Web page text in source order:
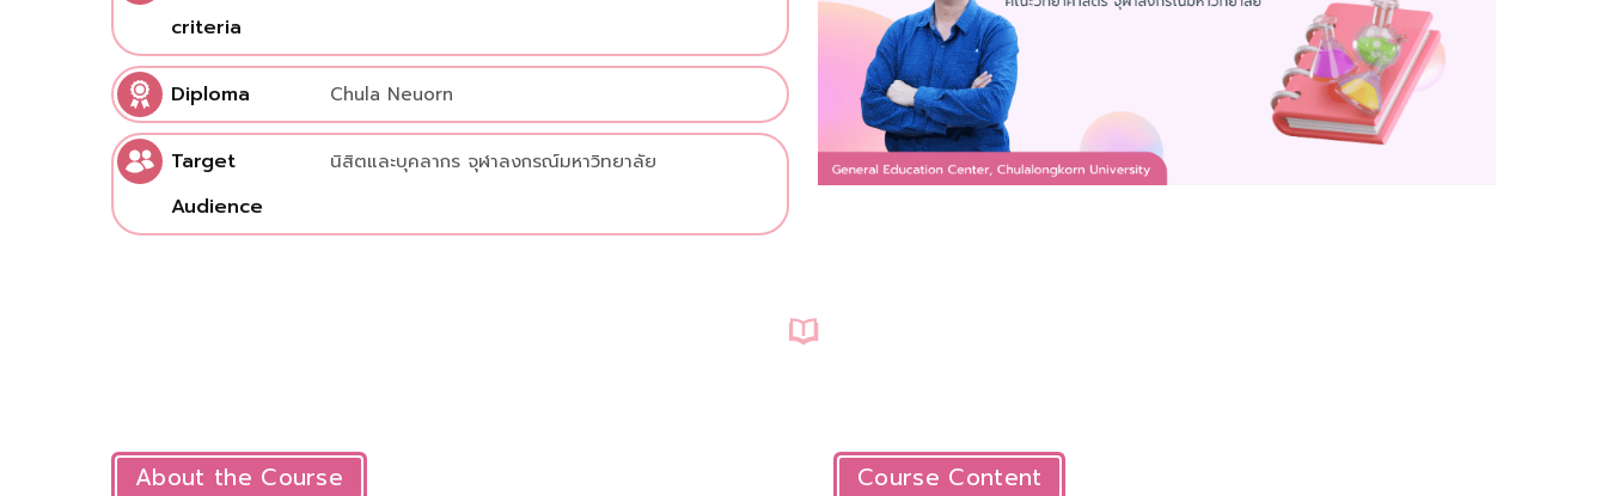
criteria
Diploma Chula Neuorn
Target
Audience
นิสิตและบุคลากร จุฬาลงกรณ์มหาวิทยาลัย
About the Course Course Content